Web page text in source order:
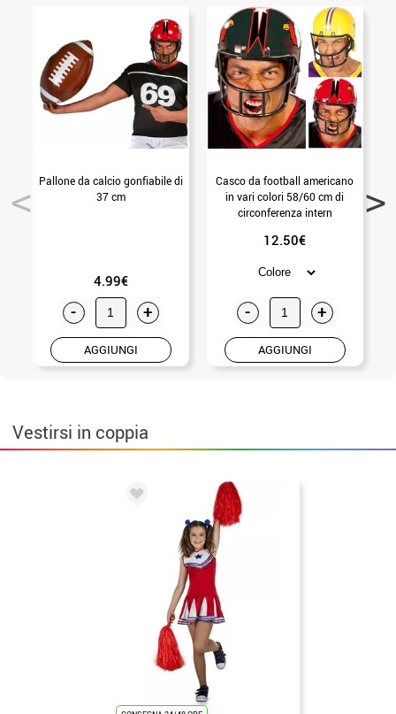
Pallone da calcio gonfiabile di
37 cm
4.99€
- +
AGGIUNGI
Casco da football americano
in vari colori 58/60 cm di
circonferenza intern
12.50€
- +
AGGIUNGI
Vestirsi in coppia